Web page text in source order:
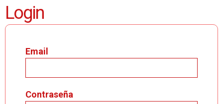
Login
Email
Contraseña